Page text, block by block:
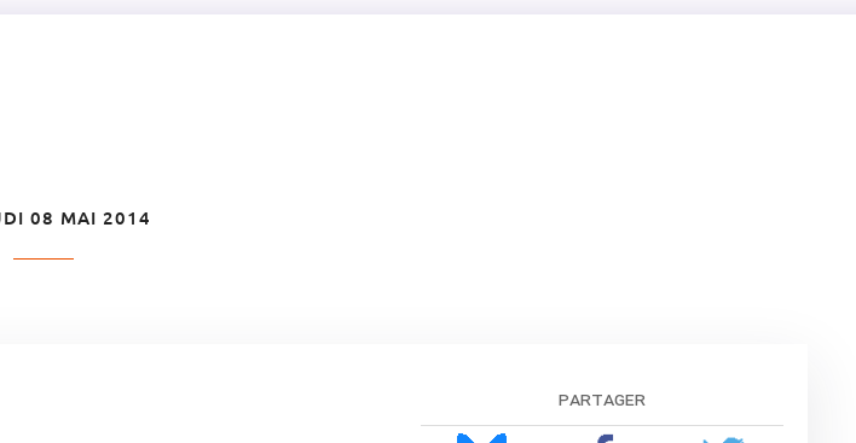
08 MAI 2014
partager